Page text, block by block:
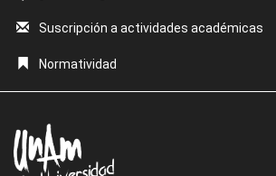
Suscripción a actividades académicas
Normatividad